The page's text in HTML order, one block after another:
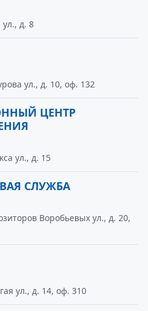
д. 8
ул., д. 10, оф. 132
ЦЕНТР
ул., д. 15
СЛУЖБА
Воробьевых ул., д. 20,
ул., д. 14, оф. 310